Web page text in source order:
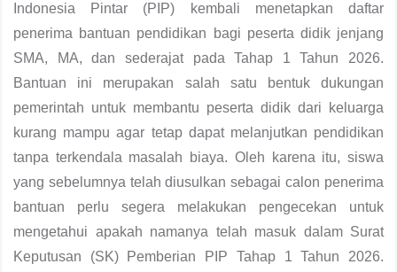
Indonesia Pintar (PIP) kembali menetapkan daftar
penerima bantuan pendidikan bagi peserta didik jenjang
SMA, MA, dan sederajat pada Tahap 1 Tahun 2026.
Bantuan ini merupakan salah satu bentuk dukungan
pemerintah untuk membantu peserta didik dari keluarga
kurang mampu agar tetap dapat melanjutkan pendidikan
tanpa terkendala masalah biaya. Oleh karena itu, siswa
yang sebelumnya telah diusulkan sebagai calon penerima
bantuan perlu segera melakukan pengecekan untuk
mengetahui apakah namanya telah masuk dalam Surat
Keputusan (SK) Pemberian PIP Tahap 1 Tahun 2026.